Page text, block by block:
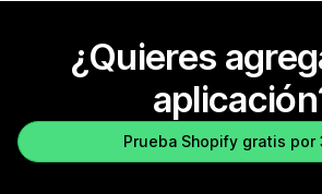
¿Quieres
Prueba Shopify gratis por